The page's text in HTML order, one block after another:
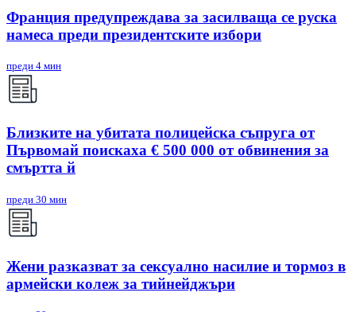
Франция предупреждава за засилваща се руска
намеса преди президентските избори
преди 4 мин
Близките на убитата полицейска съпруга от
Първомай поискаха € 500 000 от обвинения за
смъртта й
преди 30 мин
Жени разказват за сексуално насилие и тормоз в
армейски колеж за тийнейджъри